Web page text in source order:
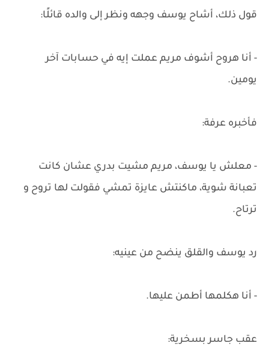
قول ذلك، أشاح يوسف وجهه ونظر إلى والده قائلًا:
- أنا هروح أشوف مريم عملت إيه في حسابات آخر
يومين.
فأخبره عرفة:
- معلش يا يوسف، مريم مشيت بدري عشان كانت
تعبانة شوية، ماكنتش عايزة تمشي فقولت لها تروح و
ترتاح.
رد يوسف والقلق ينضح من عينيه:
- أنا هكلمها أطمن عليها.
عقب جاسر بسخرية: